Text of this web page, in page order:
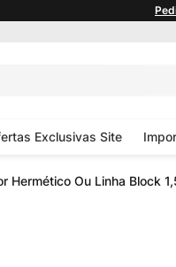
Exclusivas Site
Hermético Ou Linha Block